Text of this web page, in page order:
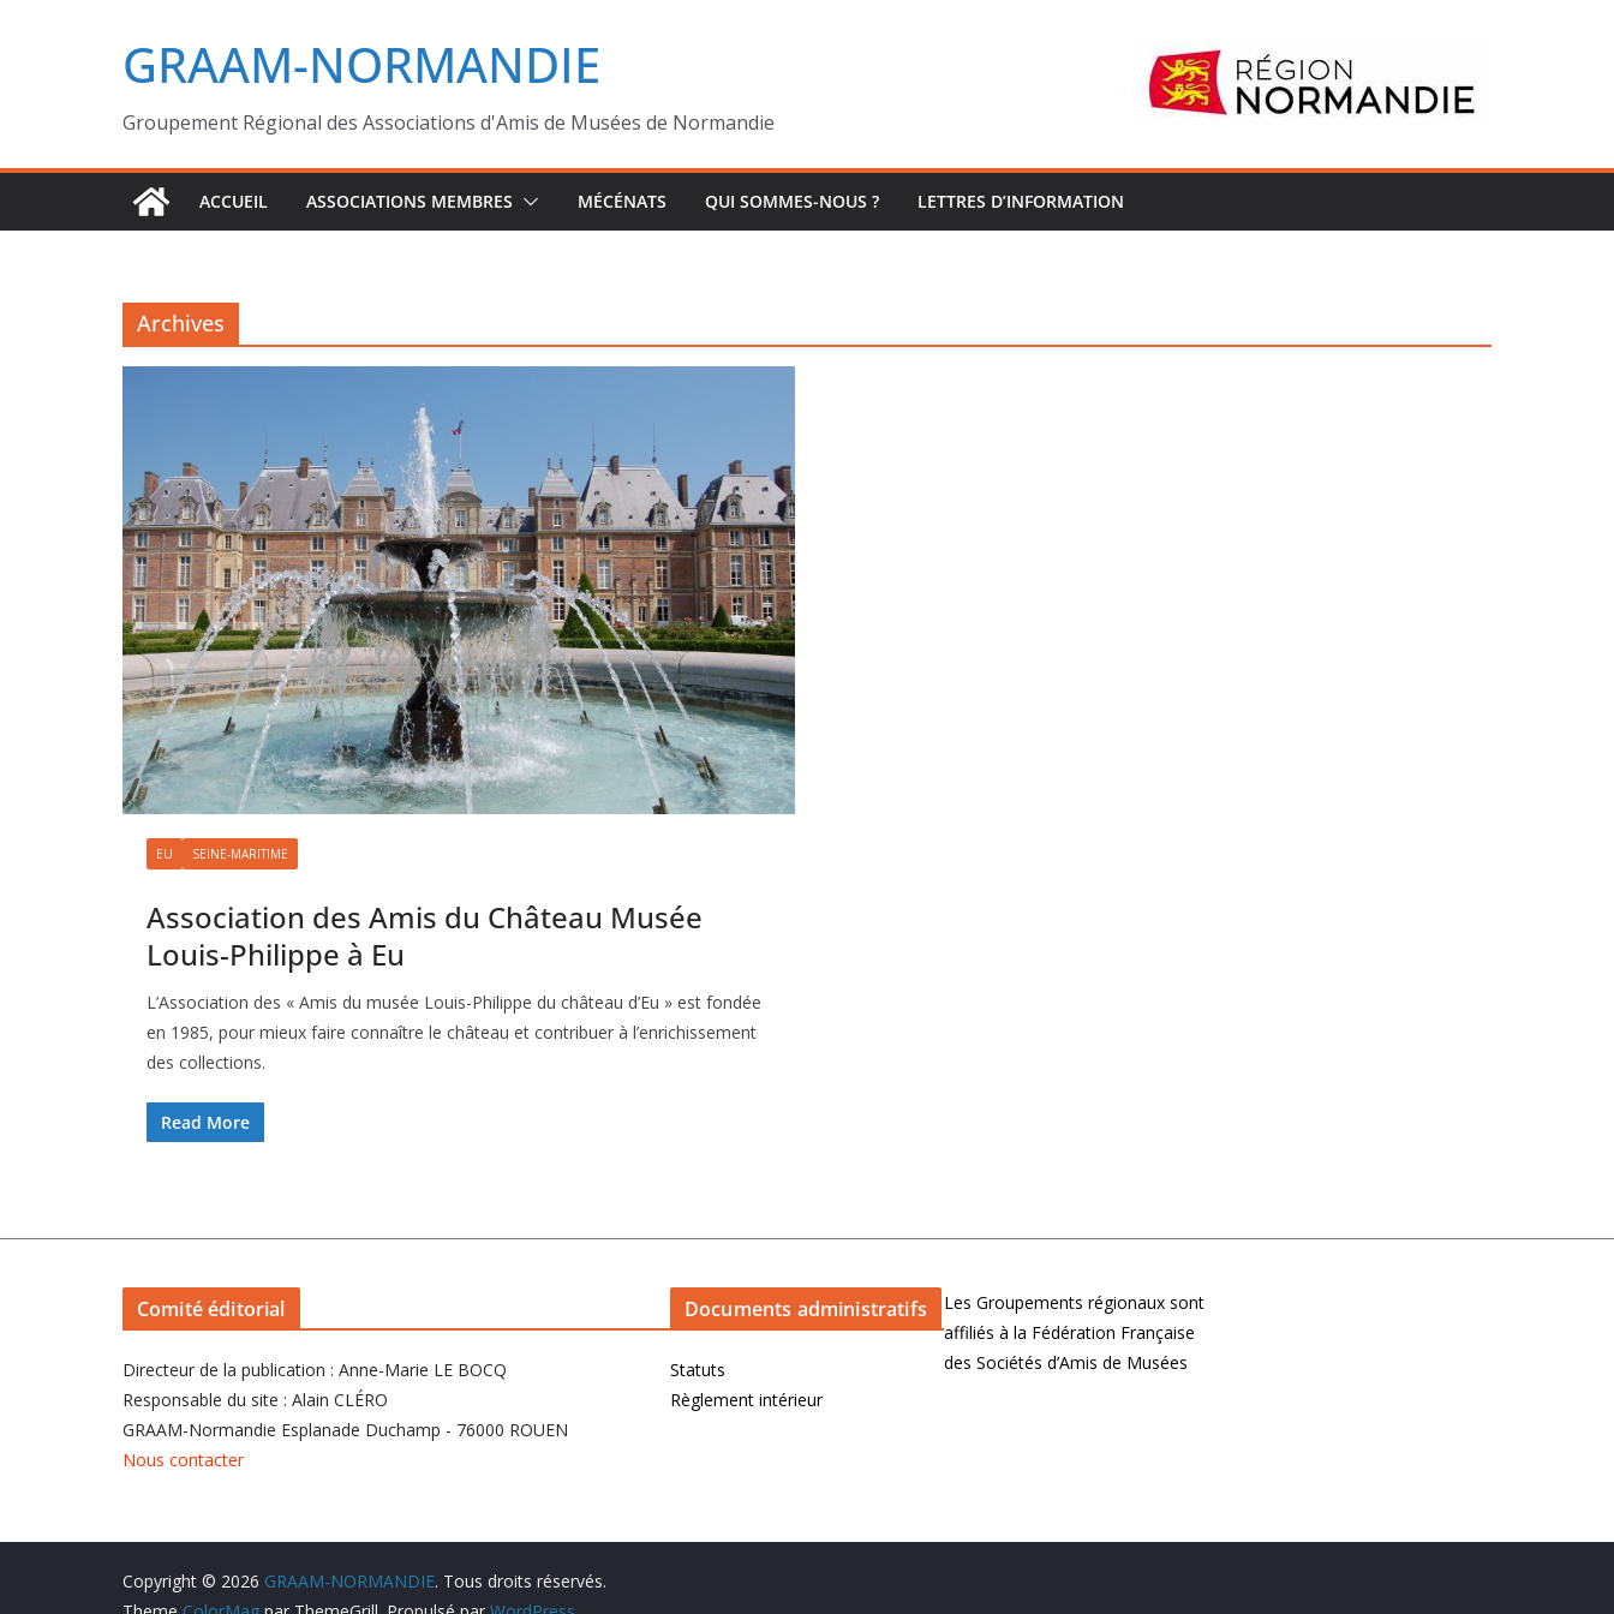
GRAAM-NORMANDIE
Groupement Régional des Associations d'Amis de Musées de Normandie
ACCUEIL ASSOCIATIONS MEMBRES MÉCÉNATS QUI SOMMES-NOUS ? LETTRES D’INFORMATION
Archives
EU SEINE-MARITIME
Association des Amis du Château Musée
Louis-Philippe à Eu
L’Association des « Amis du musée Louis-Philippe du château d’Eu » est fondée
en 1985, pour mieux faire connaître le château et contribuer à l’enrichissement
des collections.
Read More
Comité éditorial
Directeur de la publication : Anne-Marie LE BOCQ
Responsable du site : Alain CLÉRO
GRAAM-Normandie Esplanade Duchamp - 76000 ROUEN
Nous contacter
Documents administratifs
Statuts
Règlement intérieur
Les Groupements régionaux sont
affiliés à la Fédération Française
des Sociétés d’Amis de Musées
Copyright © 2026 GRAAM-NORMANDIE. Tous droits réservés.